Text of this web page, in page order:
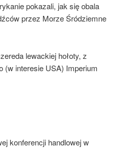
pokazali, jak się obala
przez Morze Śródziemne
lewackiej hołoty, z
(w interesie USA) Imperium
konferencji handlowej w